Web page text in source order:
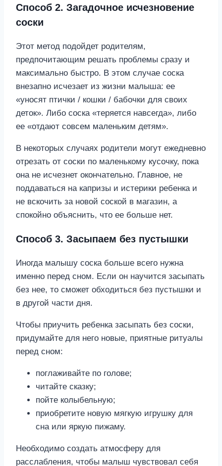
Способ 2. Загадочное исчезновение
соски
Этот метод подойдет родителям,
предпочитающим решать проблемы сразу и
максимально быстро. В этом случае соска
внезапно исчезает из жизни малыша: ее
«уносят птички / кошки / бабочки для своих
деток». Либо соска «теряется навсегда», либо
ее «отдают совсем маленьким детям».
В некоторых случаях родители могут ежедневно
отрезать от соски по маленькому кусочку, пока
она не исчезнет окончательно. Главное, не
поддаваться на капризы и истерики ребенка и
не вскочить за новой соской в магазин, а
спокойно объяснить, что ее больше нет.
Способ 3. Засыпаем без пустышки
Иногда малышу соска больше всего нужна
именно перед сном. Если он научится засыпать
без нее, то сможет обходиться без пустышки и
в другой части дня.
Чтобы приучить ребенка засыпать без соски,
придумайте для него новые, приятные ритуалы
перед сном:
поглаживайте по голове;
читайте сказку;
пойте колыбельную;
приобретите новую мягкую игрушку для
сна или яркую пижаму.
Необходимо создать атмосферу для
расслабления, чтобы малыш чувствовал себя